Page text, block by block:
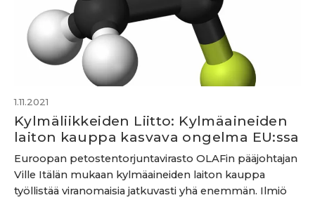
1.11.2021
Kylmäliikkeiden Liitto: Kylmäaineiden
laiton kauppa kasvava ongelma EU:ssa
Euroopan petostentorjuntavirasto OLAFin pääjohtajan
Ville Itälän mukaan kylmäaineiden laiton kauppa
työllistää viranomaisia jatkuvasti yhä enemmän. Ilmiö